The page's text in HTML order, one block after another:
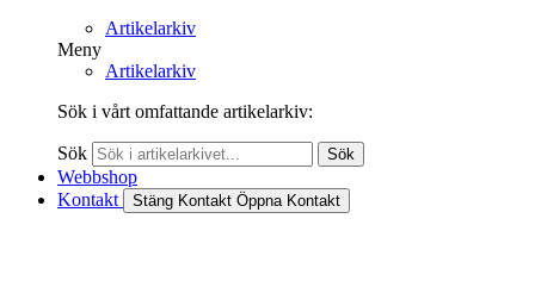
Artikelarkiv
Meny
Artikelarkiv
Sök i vårt omfattande artikelarkiv:
Sök Sök
Webbshop
Kontakt
Stäng Kontakt Öppna Kontakt